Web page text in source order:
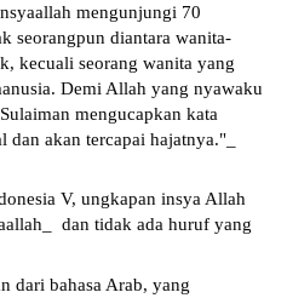
mengunjungi 70
seorangpun diantara wanita-
kecuali seorang wanita yang
Demi Allah yang nyawaku
mengucapkan kata
akan tercapai hajatnya."_
V, ungkapan insya Allah
dan tidak ada huruf yang
dari bahasa Arab, yang